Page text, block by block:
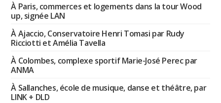
À Paris, commerces et logements dans la tour Wood
up, signée LAN
À Ajaccio, Conservatoire Henri Tomasi par Rudy
Ricciotti et Amélia Tavella
À Colombes, complexe sportif Marie-José Perec par
ANMA
À Sallanches, école de musique, danse et théâtre, par
LINK + DLD